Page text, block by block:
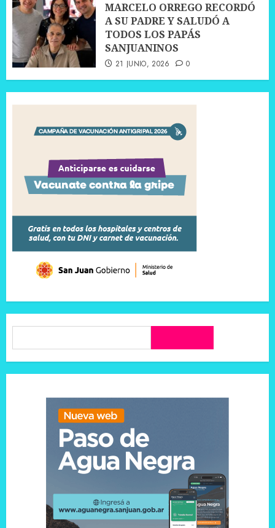
MARCELO ORREGO RECORDÓ
A SU PADRE Y SALUDÓ A
TODOS LOS PAPÁS
SANJUANINOS
21 JUNIO, 2026 0